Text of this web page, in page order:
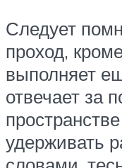
Следует
проход,
выполняет
отвечает за
удерживать